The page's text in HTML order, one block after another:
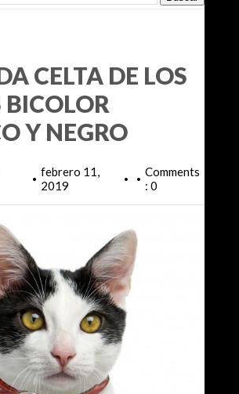
CELTA DE LOS
BICOLOR
Y NEGRO
• febrero 11,
2019
• • Comments
: 0